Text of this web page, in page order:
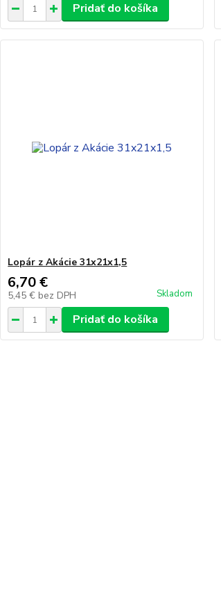
Pridať do košíka
Lopár z Akácie 31x21x1,5
6,70 €
5,45 € bez DPH Skladom
Pridať do košíka